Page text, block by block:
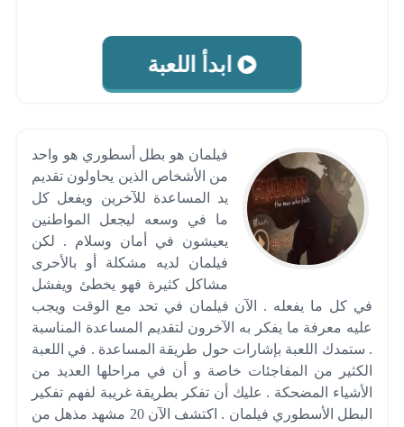
ابدأ اللعبة
فيلمان هو بطل أسطوري هو واحد
من الأشخاص الذين يحاولون تقديم
يد المساعدة للآخرين ويفعل كل
ما في وسعه ليجعل المواطنين
يعيشون في أمان وسلام . لكن
فيلمان لديه مشكلة أو بالأحرى
مشاكل كثيرة فهو يخطئ ويفشل
في كل ما يفعله . الآن فيلمان في تحد مع الوقت ويجب
عليه معرفة ما يفكر به الآخرون لتقديم المساعدة المناسبة
. ستمدك اللعبة بإشارات حول طريقة المساعدة . في اللعبة
الكثير من المفاجئات خاصة و أن في مراحلها العديد من
الأشياء المضحكة . عليك أن تفكر بطريقة غريبة لفهم تفكير
البطل الأسطوري فيلمان . اكتشف الآن 20 مشهد مذهل من